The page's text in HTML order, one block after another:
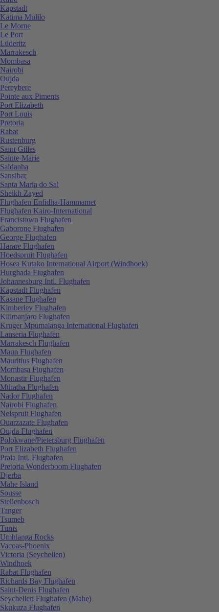
Kapstadt
Katima Mulilo
Le Morne
Le Port
Lüderitz
Marrakesch
Mombasa
Nairobi
Oujda
Pereybere
Pointe aux Piments
Port Elizabeth
Port Louis
Pretoria
Rabat
Rustenburg
Saint Gilles
Sainte-Marie
Saldanha
Sansibar
Santa Maria do Sal
Sheikh Zayed
Flughafen Enfidha-Hammamet
Flughafen Kairo-International
Francistown Flughafen
Gaborone Flughafen
George Flughafen
Harare Flughafen
Hoedspruit Flughafen
Hosea Kutako International Airport (Windhoek)
Hurghada Flughafen
Johannesburg Intl. Flughafen
Kapstadt Flughafen
Kasane Flughafen
Kimberley Flughafen
Kilimanjaro Flughafen
Kruger Mpumalanga International Flughafen
Lanseria Flughafen
Marrakesch Flughafen
Maun Flughafen
Mauritius Flughafen
Mombasa Flughafen
Monastir Flughafen
Mthatha Flughafen
Nador Flughafen
Nairobi Flughafen
Nelspruit Flughafen
Ouarzazate Flughafen
Oujda Flughafen
Polokwane/Pietersburg Flughafen
Port Elizabeth Flughafen
Praia Intl. Flughafen
Pretoria Wonderboom Flughafen
Djerba
Mahe Island
Sousse
Stellenbosch
Tanger
Tsumeb
Tunis
Umhlanga Rocks
Vacoas-Phoenix
Victoria (Seychellen)
Windhoek
Rabat Flughafen
Richards Bay Flughafen
Saint-Denis Flughafen
Seychellen Flughafen (Mahe)
Skukuza Flughafen